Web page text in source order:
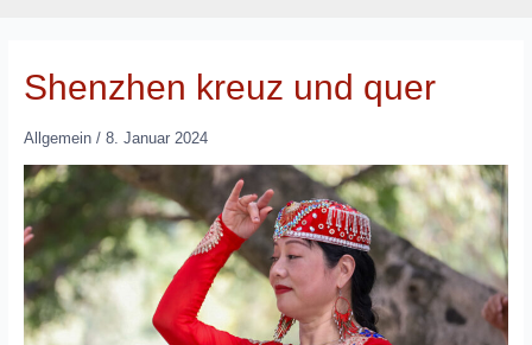
Shenzhen kreuz und quer
Allgemein/ 8. Januar 2024